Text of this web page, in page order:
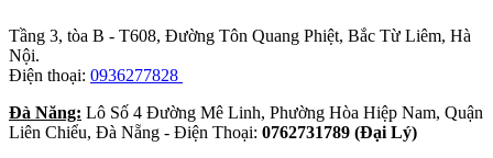
Tầng 3, tòa B - T608, Đường Tôn Quang Phiệt, Bắc Từ Liêm, Hà
Nội.
Điện thoại: 0936277828
Đà Năng: Lô Số 4 Đường Mê Linh, Phường Hòa Hiệp Nam, Quận
Liên Chiểu, Đà Nẵng - Điện Thoại: 0762731789 (Đại Lý)